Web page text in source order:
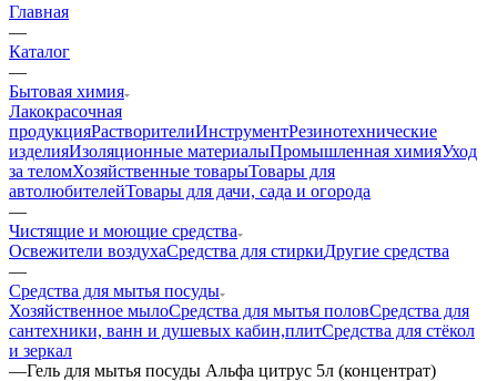
Главная
—
Каталог
—
Бытовая химия
Лакокрасочная
продукцияРастворителиИнструментРезинотехнические
изделияИзоляционные материалыПромышленная химияУход
за теломХозяйственные товарыТовары для
автолюбителейТовары для дачи, сада и огорода
—
Чистящие и моющие средства
Освежители воздухаСредства для стиркиДругие средства
—
Средства для мытья посуды
Хозяйственное мылоСредства для мытья половСредства для
сантехники, ванн и душевых кабин,плитСредства для стёкол
и зеркал
—Гель для мытья посуды Альфа цитрус 5л (концентрат)